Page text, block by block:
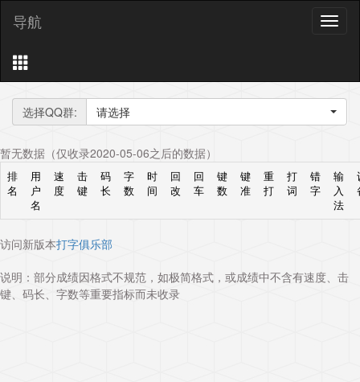
导
导航
选择QQ群: 请选择
暂无数据（仅收录2020-05-06之后的数据）
排
名
用
户
名
速
度
击
键
码
长
字
数
时
间
回
改
回
车
键
数
键
准
重
打
打
词
错
字
输
入
法
访问新版本打字俱乐部
说明：部分成绩因格式不规范，如极简格式，或成绩中不含有速度、击
键、码长、字数等重要指标而未收录